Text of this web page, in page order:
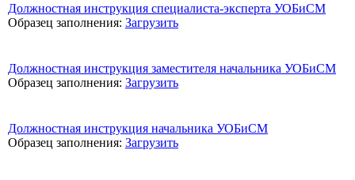
Должностная инструкция специалиста-эксперта УОБиСМ
Образец заполнения: Загрузить
Должностная инструкция заместителя начальника УОБиСМ
Образец заполнения: Загрузить
Должностная инструкция начальника УОБиСМ
Образец заполнения: Загрузить